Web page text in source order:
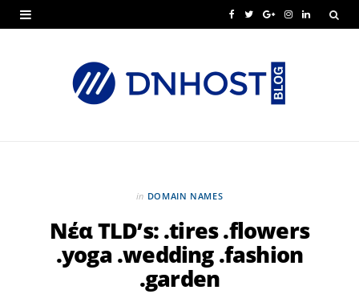
c
T
i
G
o
g
u
I L
in DOMAIN NAMES
Νέα TLD’s: .tires .flowers
.yoga .wedding .fashion
.garden